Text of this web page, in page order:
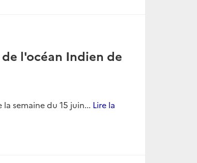
l'océan Indien de
semaine du 15 juin... Lire la